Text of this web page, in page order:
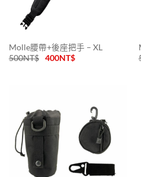
Molle腰帶+後座把手 – XL
500NT$ 400NT$